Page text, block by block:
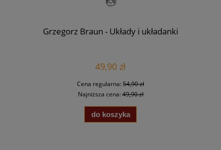
Grzegorz Braun - Układy i układanki
49,90 zł
Cena regularna: 54,90 zł
Najniższa cena:49,90 zł
do koszyka